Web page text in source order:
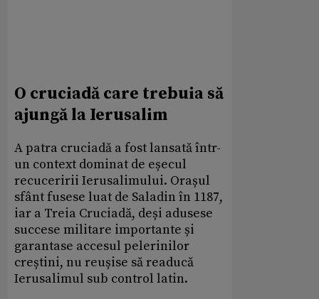
O cruciadă care trebuia să
ajungă la Ierusalim
A patra cruciadă a fost lansată într-
un context dominat de eșecul
recuceririi Ierusalimului. Orașul
sfânt fusese luat de Saladin în 1187,
iar a Treia Cruciadă, deși adusese
succese militare importante și
garantase accesul pelerinilor
creștini, nu reușise să readucă
Ierusalimul sub control latin.